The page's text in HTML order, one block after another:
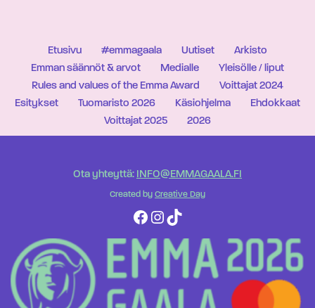
Etusivu #emmagaala Uutiset
Arkisto
Emman säännöt & arvot
Medialle
Yleisölle / liput
Rules and values of the Emma Award
Voittajat 2024
Esitykset
Tuomaristo 2026 Käsiohjelma
Ehdokkaat
Voittajat 2025
2026
Ota yhteyttä: INFO@EMMAGAALA.FI
Created by Creative Day